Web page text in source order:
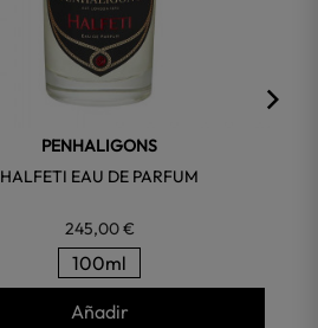
PENHALIGONS
HALFETI EAU DE PARFUM
245,00 €
100ml
Añadir